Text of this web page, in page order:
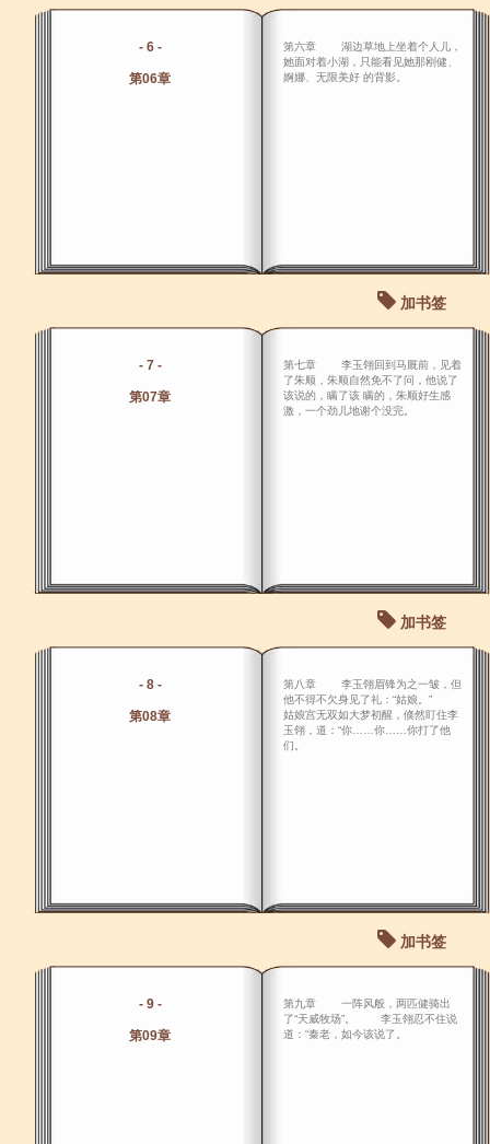
- 6 -
第06章
第六章 湖边草地上坐着个人儿，
她面对着小湖，只能看见她那刚健、
婀娜、无限美好 的背影。
加书签
- 7 -
第07章
第七章 李玉翎回到马厩前，见着
了朱顺，朱顺自然免不了问，他说了
该说的，瞒了该 瞒的，朱顺好生感
激，一个劲儿地谢个没完。
加书签
- 8 -
第08章
第八章 李玉翎眉锋为之一皱，但
他不得不欠身见了礼：“姑娘。”
姑娘宫无双如大梦初醒，倏然盯住李
玉翎，道：“你……你……你打了他
们。
加书签
- 9 -
第09章
第九章 一阵风般，两匹健骑出
了“天威牧场”。 李玉翎忍不住说
道：“秦老，如今该说了。